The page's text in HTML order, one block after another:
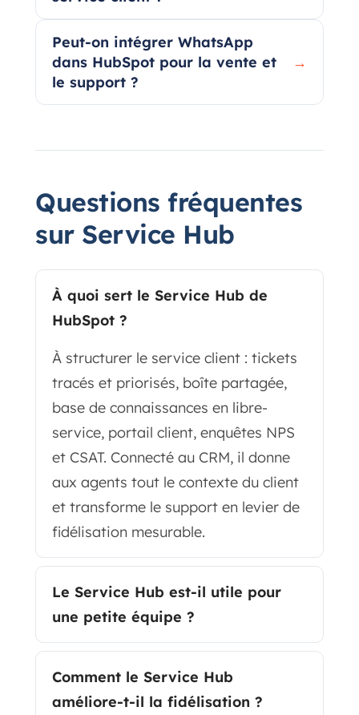
Peut-on intégrer WhatsApp
dans HubSpot pour la vente et
le support ?
→
Questions fréquentes
sur Service Hub
À quoi sert le Service Hub de
HubSpot ?
À structurer le service client : tickets
tracés et priorisés, boîte partagée,
base de connaissances en libre-
service, portail client, enquêtes NPS
et CSAT. Connecté au CRM, il donne
aux agents tout le contexte du client
et transforme le support en levier de
fidélisation mesurable.
Le Service Hub est-il utile pour
une petite équipe ?
Comment le Service Hub
améliore-t-il la fidélisation ?